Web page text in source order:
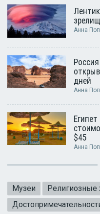
Анна
дней
Анна
$45
Анна
Музеи
Религиозные